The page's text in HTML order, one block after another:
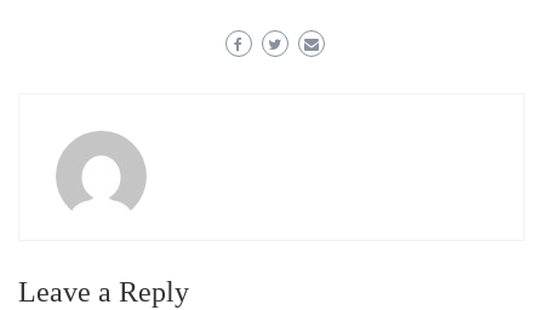
Leave a Reply